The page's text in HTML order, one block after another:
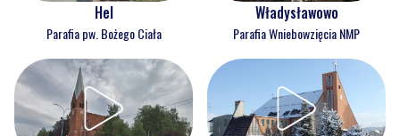
Hel
Parafia pw. Bożego Ciała
Władysławowo
Parafia Wniebowzięcia NMP